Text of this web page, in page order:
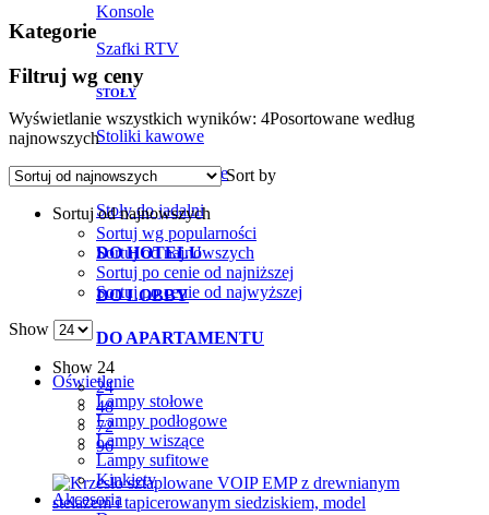
Konsole
Szafki RTV
STOŁY
Stoliki kawowe
Stoliki pomocnicze
Stoły do jadalni
DO HOTELU
DO LOBBY
DO APARTAMENTU
Oświetlenie
Lampy stołowe
Lampy podłogowe
Lampy wiszące
Lampy sufitowe
Kinkiety
Akcesoria
Kategorie
Filtruj wg ceny
Wyświetlanie wszystkich wyników: 4Posortowane według
najnowszych
Sort by
Sortuj od najnowszych
Sortuj wg popularności
Sortuj od najnowszych
Sortuj po cenie od najniższej
Sortuj po cenie od najwyższej
Show
Show 24
24
48
72
96